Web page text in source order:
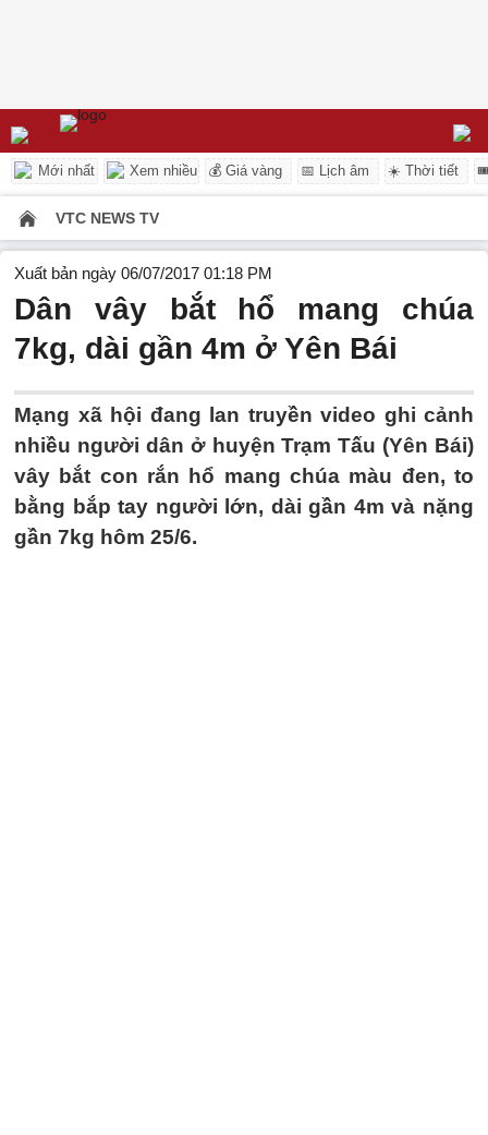
Mới nhất Xem nhiều 💰 Giá vàng 📅 Lịch âm ☀️ Thời tiết
VTC NEWS TV
Xuất bản ngày 06/07/2017 01:18 PM
Dân vây bắt hổ mang chúa
7kg, dài gần 4m ở Yên Bái
Mạng xã hội đang lan truyền video ghi cảnh
nhiều người dân ở huyện Trạm Tấu (Yên Bái)
vây bắt con rắn hổ mang chúa màu đen, to
bằng bắp tay người lớn, dài gần 4m và nặng
gần 7kg hôm 25/6.